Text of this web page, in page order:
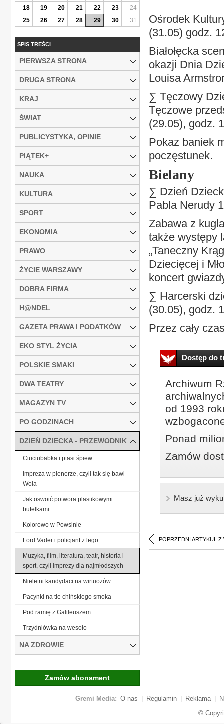
Ośrodek
(31.05) godz.
Białołęcka
okazji Dnia
Louisa
∑ Tęczowy
Tęczowe
(29.05), godz.
Pokaz baniek
poczęstunek.
Bielany
∑ Dzień
Pabla Nerudy
Zabawa z
także występy
„Taneczny
Dziecięcej i
koncert
∑ Harcerski
(30.05), godz.
Przez cały
Dostęp do
Archiwum
od 1993
Ponad
Zamów
Masz już
POPRZEDNI ARTYKUŁ Z
18
19 20 21 22 23
24
25
26 27 28 29 30 31
SPIS TREŚCI
PIERWSZA STRONA
DRUGA STRONA
KRAJ
ŚWIAT
PUBLICYSTYKA, OPINIE
PIĄTEK+
NAUKA
KULTURA
SPORT
EKONOMIA
PRAWO
ŻYCIE WARSZAWY
DOBRA FIRMA
H@NDEL
GAZETA PRAWA I PODATKÓW
EKO STYL ŻYCIA
POLSKIE SMAKI
DWA TEATRY
MAGAZYN TV
PO GODZINACH
DZIEŃ DZIECKA - PRZEWODNIK
Ciuciubabka i ptasi śpiew
Impreza w plenerze, czyli tak się bawi
Wola
Jak oswoić potwora plastikowymi
butelkami
Kolorowo w Powsinie
Lord Vader i policjant z lego
Muzyka, film, literatura, teatr, historia i
sport, czyli imprezy dla najmłodszych
Nieletni kandydaci na wirtuozów
Pacynki na tle chińskiego smoka
Pod ramię z Galileuszem
Trzydniówka na wesoło
NA ZDROWIE
Zamów abonament
Gremi Media: O nas Regulamin Reklama
©